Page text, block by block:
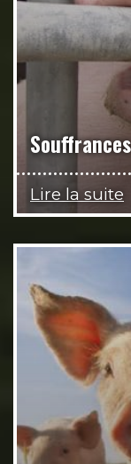
Lire la suite